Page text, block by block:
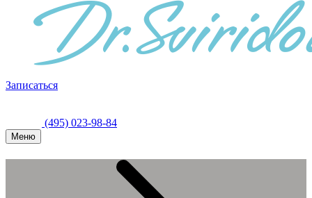
Записаться
(495) 023-98-84
Меню